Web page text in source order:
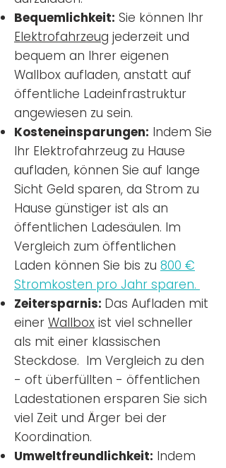
Bequemlichkeit: Sie können Ihr
Elektrofahrzeug jederzeit und
bequem an Ihrer eigenen
Wallbox aufladen, anstatt auf
öffentliche Ladeinfrastruktur
angewiesen zu sein.
Kosteneinsparungen: Indem Sie
Ihr Elektrofahrzeug zu Hause
aufladen, können Sie auf lange
Sicht Geld sparen, da Strom zu
Hause günstiger ist als an
öffentlichen Ladesäulen. Im
Vergleich zum öffentlichen
Laden können Sie bis zu 800 €
Stromkosten pro Jahr sparen.
Zeitersparnis: Das Aufladen mit
einer Wallbox ist viel schneller
als mit einer klassischen
Steckdose. Im Vergleich zu den
- oft überfüllten - öffentlichen
Ladestationen ersparen Sie sich
viel Zeit und Ärger bei der
Koordination.
Umweltfreundlichkeit: Indem